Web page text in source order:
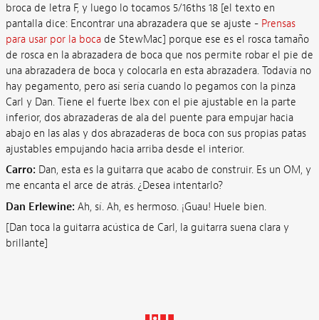
broca de letra F, y luego lo tocamos 5/16ths 18 [el texto en
pantalla dice: Encontrar una abrazadera que se ajuste - Prensas
para usar por la bocade StewMac] porque ese es el rosca tamaño
de rosca en la abrazadera de boca que nos permite robar el pie de
una abrazadera de boca y colocarla en esta abrazadera. Todavía no
hay pegamento, pero así sería cuando lo pegamos con la pinza
Carl y Dan. Tiene el fuerte Ibex con el pie ajustable en la parte
inferior, dos abrazaderas de ala del puente para empujar hacia
abajo en las alas y dos abrazaderas de boca con sus propias patas
ajustables empujando hacia arriba desde el interior.
Carro: Dan, esta es la guitarra que acabo de construir. Es un OM, y
me encanta el arce de atrás. ¿Desea intentarlo?
Dan Erlewine: Ah, sí. Ah, es hermoso. ¡Guau! Huele bien.
[Dan toca la guitarra acústica de Carl, la guitarra suena clara y
brillante]